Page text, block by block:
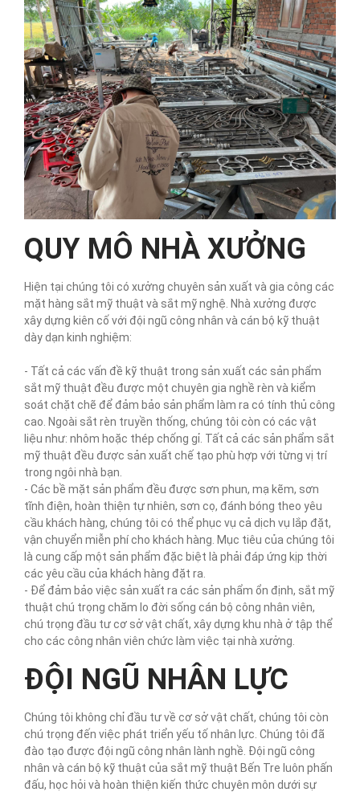
QUY MÔ NHÀ XƯỞNG
Hiện tại chúng tôi có xưởng chuyên sản xuất và gia công các
mặt hàng sắt mỹ thuật và sắt mỹ nghệ. Nhà xưởng được
xây dựng kiên cố với đội ngũ công nhân và cán bộ kỹ thuật
dày dạn kinh nghiệm:
- Tất cả các vấn đề kỹ thuật trong sản xuất các sản phẩm
sắt mỹ thuật đều được một chuyên gia nghề rèn và kiểm
soát chặt chẽ để đảm bảo sản phẩm làm ra có tính thủ công
cao. Ngoài sắt rèn truyền thống, chúng tôi còn có các vật
liệu như: nhôm hoặc thép chống gỉ. Tất cả các sản phẩm sắt
mỹ thuật đều được sản xuất chế tạo phù hợp với từng vị trí
trong ngôi nhà bạn.
- Các bề mặt sản phẩm đều được sơn phun, mạ kẽm, sơn
tĩnh điện, hoàn thiện tự nhiên, sơn cọ, đánh bóng theo yêu
cầu khách hàng, chúng tôi có thể phục vụ cả dịch vụ lắp đặt,
vận chuyển miễn phí cho khách hàng. Mục tiêu của chúng tôi
là cung cấp một sản phẩm đặc biệt là phải đáp ứng kịp thời
các yêu cầu của khách hàng đặt ra.
- Để đảm bảo việc sản xuất ra các sản phẩm ổn định, sắt mỹ
thuật chú trọng chăm lo đời sống cán bộ công nhân viên,
chú trọng đầu tư cơ sở vật chất, xây dựng khu nhà ở tập thể
cho các công nhân viên chức làm việc tại nhà xưởng.
ĐỘI NGŨ NHÂN LỰC
Chúng tôi không chỉ đầu tư về cơ sở vật chất, chúng tôi còn
chú trọng đến việc phát triển yếu tố nhân lực. Chúng tôi đã
đào tạo được đội ngũ công nhân lành nghề. Đội ngũ công
nhân và cán bộ kỹ thuật của sắt mỹ thuật Bến Tre luôn phấn
đấu, học hỏi và hoàn thiện kiến thức chuyên môn dưới sự